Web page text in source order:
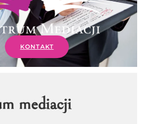
KONTAKT
mediacji